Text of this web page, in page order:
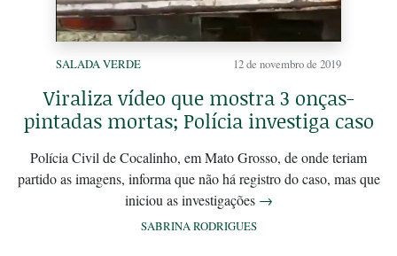
SALADA VERDE 12 de novembro de 2019
Viraliza vídeo que mostra 3 onças-
pintadas mortas; Polícia investiga caso
Polícia Civil de Cocalinho, em Mato Grosso, de onde teriam
partido as imagens, informa que não há registro do caso, mas que
iniciou as investigações →
SABRINA RODRIGUES